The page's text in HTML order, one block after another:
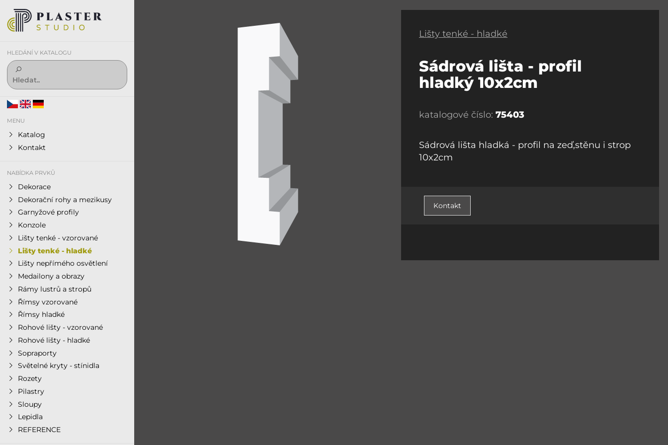
HLEDÁNÍ V KATALOGU
MENU
Katalog
Kontakt
NABÍDKA PRVKŮ
Dekorace
Dekorační rohy a mezikusy
Garnyžové profily
Konzole
Lišty tenké - vzorované
Lišty tenké - hladké
Lišty nepřímého osvětlení
Medailony a obrazy
Rámy lustrů a stropů
Římsy vzorované
Římsy hladké
Rohové lišty - vzorované
Rohové lišty - hladké
Sopraporty
Světelné kryty - stínidla
Rozety
Pilastry
Sloupy
Lepidla
REFERENCE
Lišty tenké - hladké
Sádrová lišta - profil
hladký 10x2cm
katalogové číslo: 75403
Sádrová lišta hladká - profil na zeď,stěnu i strop
10x2cm
Kontakt